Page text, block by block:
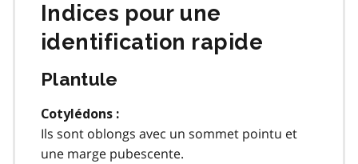
Indices pour une
identification rapide
Plantule
Cotylédons :
Ils sont oblongs avec un sommet pointu et
une marge pubescente.